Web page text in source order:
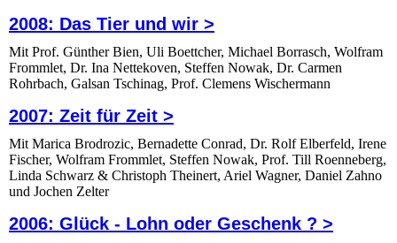
2008: Das Tier und wir >
Mit Prof. Günther Bien, Uli Boettcher, Michael Borrasch, Wolfram
Frommlet, Dr. Ina Nettekoven, Steffen Nowak, Dr. Carmen
Rohrbach, Galsan Tschinag, Prof. Clemens Wischermann
2007: Zeit für Zeit >
Mit Marica Brodrozic, Bernadette Conrad, Dr. Rolf Elberfeld, Irene
Fischer, Wolfram Frommlet, Steffen Nowak, Prof. Till Roenneberg,
Linda Schwarz & Christoph Theinert, Ariel Wagner, Daniel Zahno
und Jochen Zelter
2006: Glück - Lohn oder Geschenk ? >